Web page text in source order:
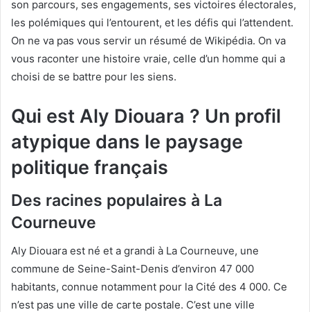
son parcours, ses engagements, ses victoires électorales,
les polémiques qui l’entourent, et les défis qui l’attendent.
On ne va pas vous servir un résumé de Wikipédia. On va
vous raconter une histoire vraie, celle d’un homme qui a
choisi de se battre pour les siens.
Qui est Aly Diouara ? Un profil
atypique dans le paysage
politique français
Des racines populaires à La
Courneuve
Aly Diouara est né et a grandi à La Courneuve, une
commune de Seine-Saint-Denis d’environ 47 000
habitants, connue notamment pour la Cité des 4 000. Ce
n’est pas une ville de carte postale. C’est une ville